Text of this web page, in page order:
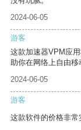
2024-06-05
游客
这款加速器VPM应
助你在网络上自由移
2024-06-05
游客
这款软件的价格非常